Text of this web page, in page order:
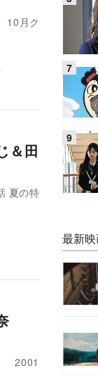
10月ク
＆田
夏の特
2001
最新